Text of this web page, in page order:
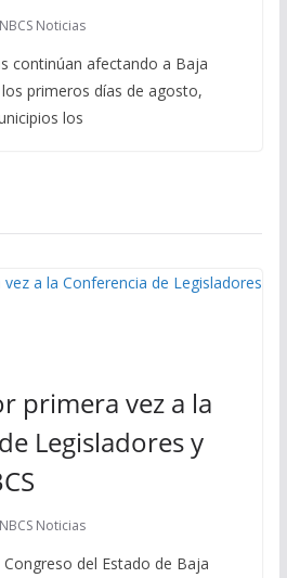
NBCS Noticias
continúan afectando a Baja
primeros días de agosto,
los
primera vez a la
Legisladores y
NBCS Noticias
del Estado de Baja